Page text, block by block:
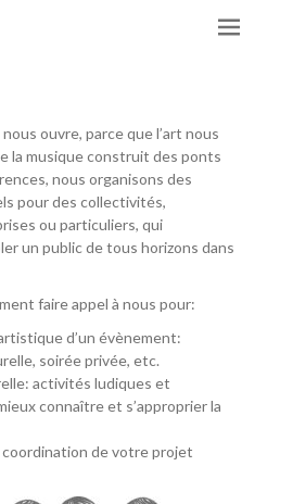
ouvre, parce que l’art nous
la musique construit des ponts
nous organisons des
pour des collectivités,
ou particuliers, qui
un public de tous horizons dans
faire appel à nous pour:
d’un évènement:
soirée privée, etc.
activités ludiques et
connaître et s’approprier la
coordination de votre projet